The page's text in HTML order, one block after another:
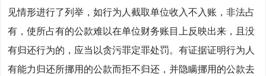
见情形进行了列举，如行为人截取单位收入不入账，非法占
有，使所占有的公款难以在单位财务账目上反映出来，且没
有归还行为的，应当以贪污罪定罪处罚。有证据证明行为人
有能力归还所挪用的公款而拒不归还，并隐瞒挪用的公款去